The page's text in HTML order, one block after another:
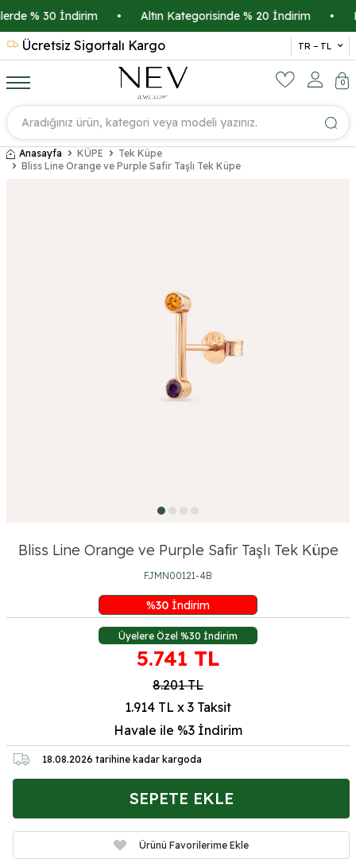
% 30 İndirim Altın Kategorisinde % 20 İndirim
Ücretsiz Sigortalı Kargo 14
TR − TL
0
Anasayfa KÜPE
Tek Küpe
Bliss Line Orange ve Purple Safir Taşlı Tek Küpe
Bliss Line Orange ve Purple Safir Taşlı Tek Küpe
FJMN00121-4B
%30 İndirim
Üyelere Özel %30 İndirim
5.741 TL
8.201TL
1.914 TL x 3 Taksit
Havale ile %3 İndirim
18.08.2026 tarihine kadar kargoda
SEPETE EKLE
Ürünü Favorilerime Ekle